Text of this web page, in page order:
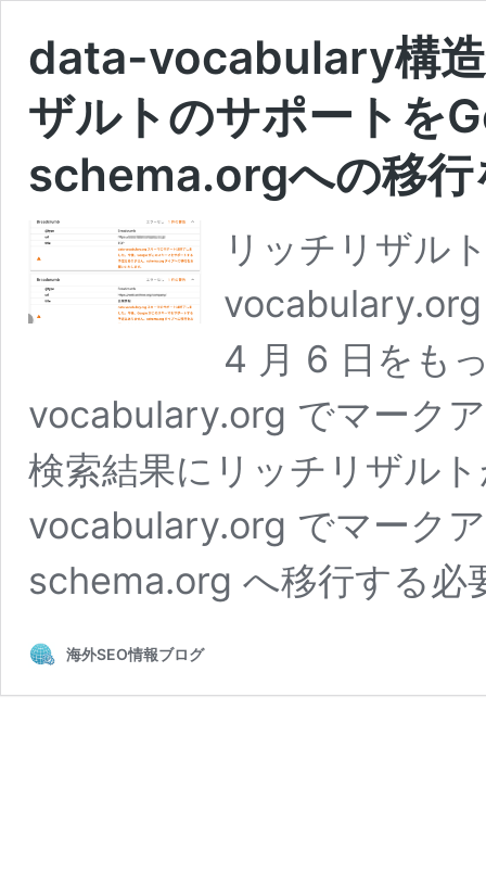
data-vocabulary構
ザルトのサポートを
schema.orgへの移行
リッチリザル
4 月 6 日をも
vocabulary.org でマーク
検索結果にリッチリザル
vocabulary.org でマーク
schema.org へ移行する必
海外SEO情報ブログ